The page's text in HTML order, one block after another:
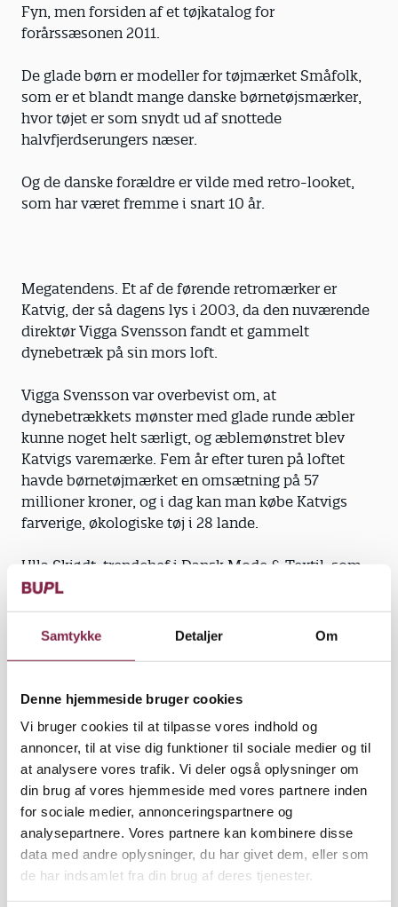
Samtykke Detaljer Om
Denne hjemmeside bruger cookies
Vi bruger cookies til at tilpasse vores indhold og
annoncer, til at vise dig funktioner til sociale medier og til
at analysere vores trafik. Vi deler også oplysninger om
din brug af vores hjemmeside med vores partnere inden
for sociale medier, annonceringspartnere og
analysepartnere. Vores partnere kan kombinere disse
data med andre oplysninger, du har givet dem, eller som
de har indsamlet fra din brug af deres tjenester.
Fyn, men forsiden af et tøjkatalog for
forårssæsonen 2011.
De glade børn er modeller for tøjmærket Småfolk,
som er et blandt mange danske børne­tøjsmærker,
hvor tøjet er som snydt ud af snottede
halvfjerdserungers næser.
Og de danske forældre er vilde med retro-looket,
som har været fremme i snart 10 år.
Megatendens. Et af de førende retromærker er
Katvig, der så dagens lys i 2003, da den nuværende
direktør Vigga Svensson fandt et gammelt
dynebetræk på sin mors loft.
Vigga Svensson var overbevist om, at
dynebetrækkets mønster med glade runde æbler
kunne noget helt særligt, og æblemønstret blev
Katvigs varemærke. Fem år efter turen på loftet
havde børnetøjmærket en omsætning på 57
millioner kroner, og i dag kan man købe Katvigs
farverige, økologiske tøj i 28 lande.
Ulla Skjødt, trendchef i Dansk Mode & Textil, som
er brancheorganisationen for danske mode- og
tekstilvirksomheder, kalder retrostilen for en
megatendens inden for dansk børnemode.
fortæller, at retrobølgen er en af de store succeser
for den farverige halvfjerdserstil fra udlandet. Her
ser man retrotøjet som en del af et frit og godt
børneliv, hvor børnene bliver kører rundt i
Christiania-cykler og spiser økologisk mad.
Bare tæer i kolonihaven. Ulla Skjødt mener, at